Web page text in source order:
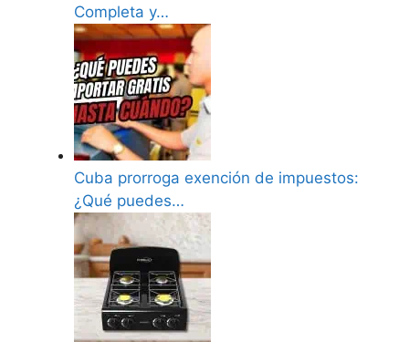
Completa y…
Cuba prorroga exención de impuestos:
¿Qué puedes…